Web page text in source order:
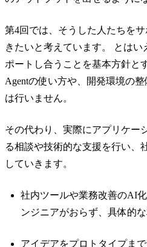
第4回では、そうした人たちを
きたいと考えています。 とは
ポートし合うことを基本方針と
Agentの使い方や、開発環境の
は行いません。
その代わり、実際にアプリケー
る相談や技術的な支援を行い、
していきます。
社内ツールや業務改善のAI
ンジニアがおらず、具体的
アイデアをプロトタイプま